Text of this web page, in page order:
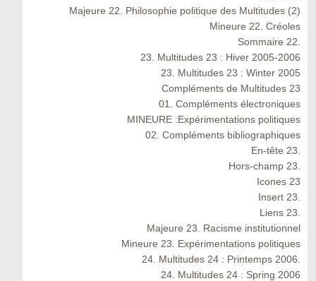
Majeure 22. Philosophie politique des Multitudes (2)
Mineure 22. Créoles
Sommaire 22.
23. Multitudes 23 : Hiver 2005-2006
23. Multitudes 23 : Winter 2005
Compléments de Multitudes 23
01. Compléments électroniques
MINEURE :Expérimentations politiques
02. Compléments bibliographiques
En-tête 23.
Hors-champ 23.
Icones 23
Insert 23.
Liens 23.
Majeure 23. Racisme institutionnel
Mineure 23. Expérimentations politiques
24. Multitudes 24 : Printemps 2006.
24. Multitudes 24 : Spring 2006